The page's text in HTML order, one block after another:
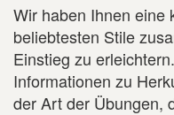
Wir haben Ihnen eine
beliebtesten Stile
Einstieg zu
Informationen zu
der Art der Übungen,